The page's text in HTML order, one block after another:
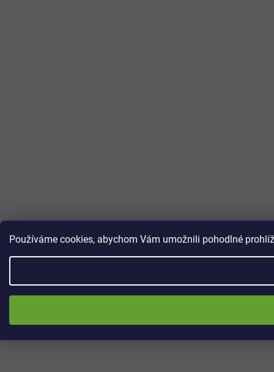
Používáme cookies, abychom Vám umožnili pohodlné